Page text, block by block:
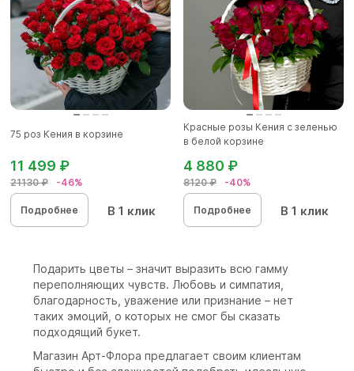
75 роз Кения в корзине
21130 ₽ -46%
11 499 ₽
Подробнее В 1 клик
Красные розы Кения с зеленью
в белой корзине
8120 ₽ -40%
4 880 ₽
Подробнее В 1 клик
Подарить цветы – значит выразить всю гамму
переполняющих чувств. Любовь и симпатия,
благодарность, уважение или признание – нет
таких эмоций, о которых не смог бы сказать
подходящий букет.
Магазин Арт-Флора предлагает своим клиентам